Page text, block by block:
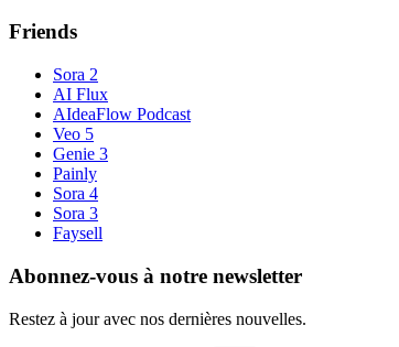
Friends
Sora 2
AI Flux
AIdeaFlow Podcast
Veo 5
Genie 3
Painly
Sora 4
Sora 3
Faysell
Abonnez-vous à notre newsletter
Restez à jour avec nos dernières nouvelles.